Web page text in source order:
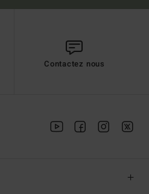
Contactez nous